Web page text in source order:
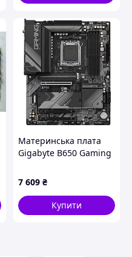
Материнська плата
Gigabyte B650 Gaming
B650, PCI-Ex16)
7 609 ₴
Купити